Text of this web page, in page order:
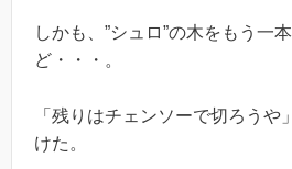
しかも、”シュロ”の木をもう一
ど・・・。
「残りはチェンソーで切ろうや
けた。